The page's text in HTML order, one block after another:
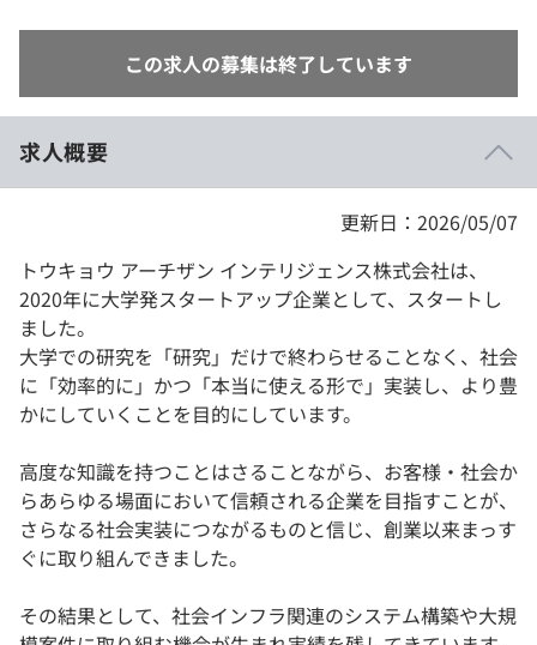
この求人の募集は終了しています
求人概要
更新日：2026/05/07
トウキョウ アーチザン インテリジェンス株式会社は、
2020年に大学発スタートアップ企業として、スタートし
ました。
大学での研究を「研究」だけで終わらせることなく、社会
に「効率的に」かつ「本当に使える形で」実装し、より豊
かにしていくことを目的にしています。
高度な知識を持つことはさることながら、お客様・社会か
らあらゆる場面において信頼される企業を目指すことが、
さらなる社会実装につながるものと信じ、創業以来まっす
ぐに取り組んできました。
その結果として、社会インフラ関連のシステム構築や大規